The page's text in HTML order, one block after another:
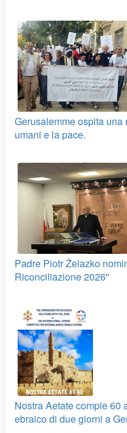
Gerusalemme ospita
umani e la pace.
Padre Piotr Żelazko
Riconciliazione 2026"
Nostra Aetate compie 60
ebraico di due giorni a